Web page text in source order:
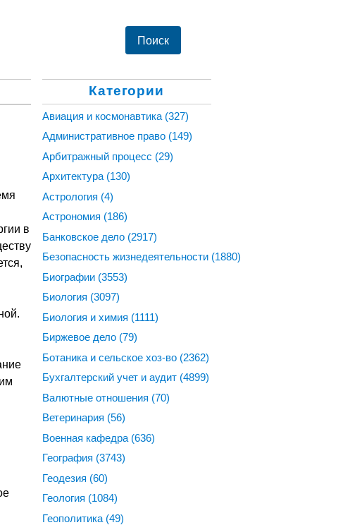
в
Категории
Авиация и космонавтика (327)
Административное право (149)
Арбитражный процесс (29)
Архитектура (130)
Астрология (4)
Астрономия (186)
Банковское дело (2917)
Безопасность жизнедеятельности (1880)
Биографии (3553)
Биология (3097)
Биология и химия (1111)
Биржевое дело (79)
Ботаника и сельское хоз-во (2362)
Бухгалтерский учет и аудит (4899)
Валютные отношения (70)
Ветеринария (56)
Военная кафедра (636)
География (3743)
Геодезия (60)
Геология (1084)
Геополитика (49)